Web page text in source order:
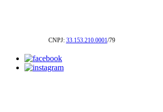
CNPJ: 33.153.210.0001/79